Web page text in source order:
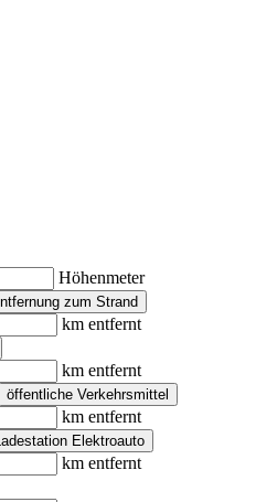
Höhenmeter
zum Strand
km entfernt
km entfernt
öffentliche Verkehrsmittel
km entfernt
Ladestation Elektroauto
km entfernt